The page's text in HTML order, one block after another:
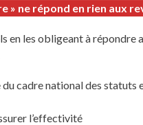
» ne répond en rien aux
les obligeant à
du cadre national des
l’effectivité